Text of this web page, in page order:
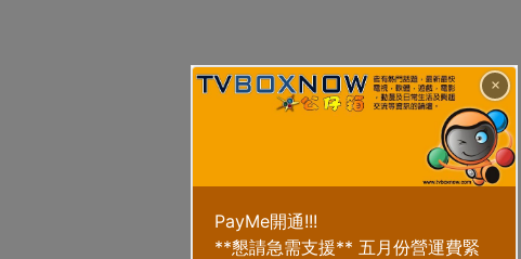
×